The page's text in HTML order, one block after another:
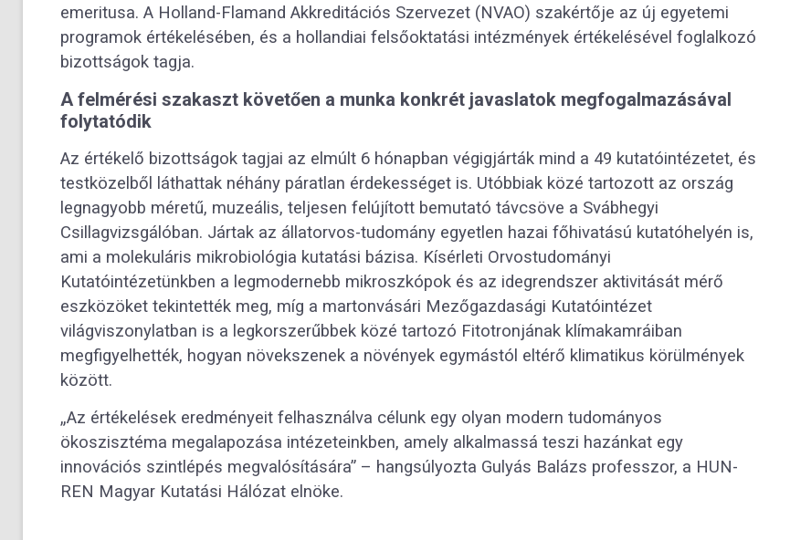
emeritusa. A Holland-Flamand Akkreditációs Szervezet (NVAO) szakértője az új egyetemi
programok értékelésében, és a hollandiai felsőoktatási intézmények értékelésével foglalkozó
bizottságok tagja.
A felmérési szakaszt követően a munka konkrét javaslatok megfogalmazásával
folytatódik
Az értékelő bizottságok tagjai az elmúlt 6 hónapban végigjárták mind a 49 kutatóintézetet, és
testközelből láthattak néhány páratlan érdekességet is. Utóbbiak közé tartozott az ország
legnagyobb méretű, muzeális, teljesen felújított bemutató távcsöve a Svábhegyi
Csillagvizsgálóban. Jártak az állatorvos-tudomány egyetlen hazai főhivatású kutatóhelyén is,
ami a molekuláris mikrobiológia kutatási bázisa. Kísérleti Orvostudományi
Kutatóintézetünkben a legmodernebb mikroszkópok és az idegrendszer aktivitását mérő
eszközöket tekintették meg, míg a martonvásári Mezőgazdasági Kutatóintézet
világviszonylatban is a legkorszerűbbek közé tartozó Fitotronjának klímakamráiban
megfigyelhették, hogyan növekszenek a növények egymástól eltérő klimatikus körülmények
között.
„Az értékelések eredményeit felhasználva célunk egy olyan modern tudományos
ökoszisztéma megalapozása intézeteinkben, amely alkalmassá teszi hazánkat egy
innovációs szintlépés megvalósítására” – hangsúlyozta Gulyás Balázs professzor, a HUN-
REN Magyar Kutatási Hálózat elnöke.